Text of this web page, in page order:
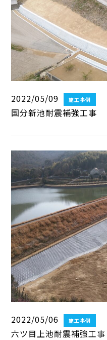
2022/05/09 施工事例
国分新池耐震補強工事
2022/05/06 施工事例
六ツ目上池耐震補強工事